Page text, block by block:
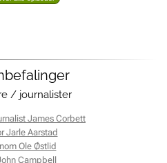
/ journalister
James Corbett
Jarle Aarstad
Ole Østlid
Campbell